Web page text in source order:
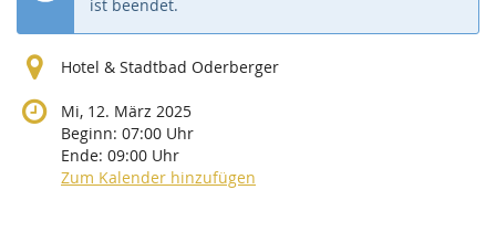
ist beendet.
Hotel & Stadtbad Oderberger
Mi, 12. März 2025
Beginn: 07:00 Uhr
Ende: 09:00 Uhr
Zum Kalender hinzufügen